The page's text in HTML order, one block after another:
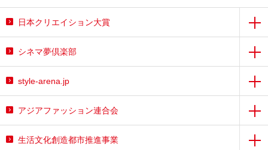
日本クリエイション大賞
シネマ夢倶楽部
style-arena.jp
アジアファッション連合会
生活文化創造都市推進事業